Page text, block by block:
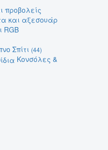
προβολείς
και αξεσουάρ
RGB
Σπίτι (44)
Κονσόλες &